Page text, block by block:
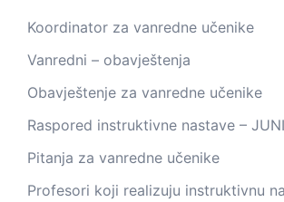
Koordinator za vanredne učenike
Vanredni – obavještenja
Obavještenje za vanredne učenike
Raspored instruktivne nastave – JUNI
Pitanja za vanredne učenike
Profesori koji realizuju instruktivnu